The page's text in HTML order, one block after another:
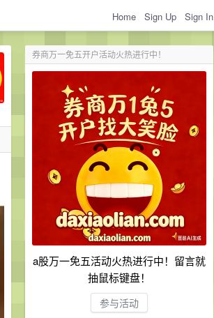
Home Sign Up Sign In
券商万一免五开户活动火热进行中！
a股万一免五活动火热进行中！留言就
抽鼠标键盘！
参与活动